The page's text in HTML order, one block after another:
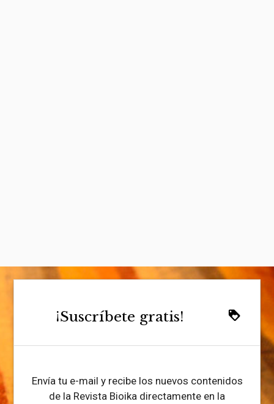
loyalty
¡Suscríbete gratis!
Envía tu e-mail y recibe los nuevos contenidos
de la Revista Bioika directamente en la